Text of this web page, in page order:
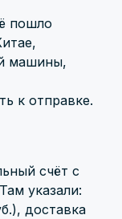
пошло
машины,
к отправке.
счёт с
указали:
доставка